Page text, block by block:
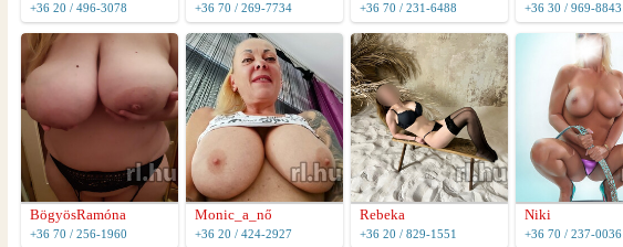
+36 20 / 496-3078 +36 70 / 269-7734 +36 70 / 231-6488 +36 30 / 969-8843
BögyösRamóna
+36 70 / 256-1960
Monic_a_nő
+36 20 / 424-2927
Rebeka
+36 20 / 829-1551
Niki
+36 70 / 237-0036